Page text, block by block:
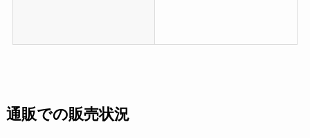
通販での販売状況